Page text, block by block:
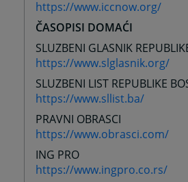
https://www.iccnow.org/
ČASOPISI DOMAĆI
SLUZBENI GLASNIK
https://www.slglasnik.org/
SLUZBENI LIST REPUBLIKE
https://www.sllist.ba/
PRAVNI OBRASCI
https://www.obrasci.com/
ING PRO
https://www.ingpro.co.rs/